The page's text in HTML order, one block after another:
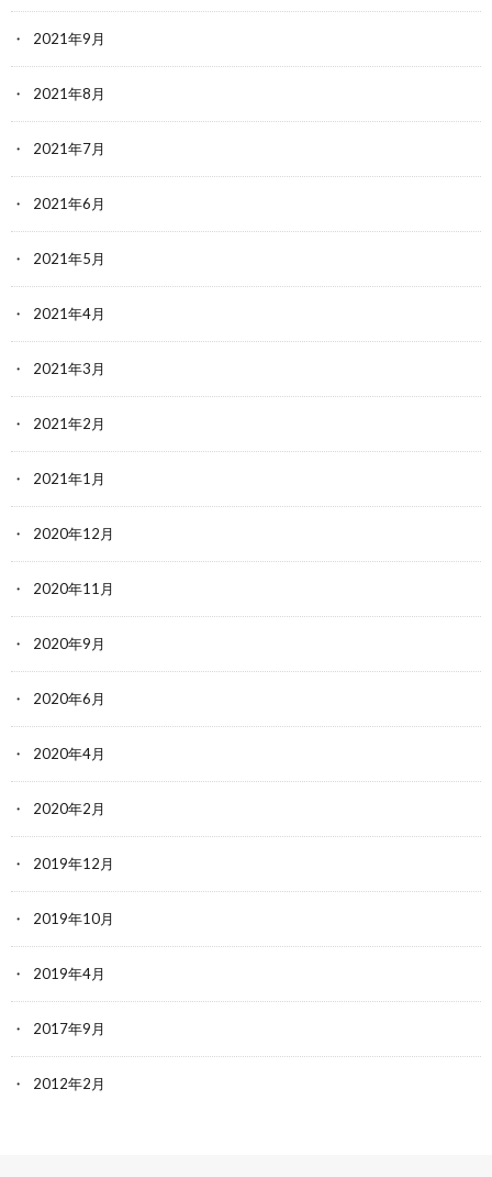
2021年9月
2021年8月
2021年7月
2021年6月
2021年5月
2021年4月
2021年3月
2021年2月
2021年1月
2020年12月
2020年11月
2020年9月
2020年6月
2020年4月
2020年2月
2019年12月
2019年10月
2019年4月
2017年9月
2012年2月